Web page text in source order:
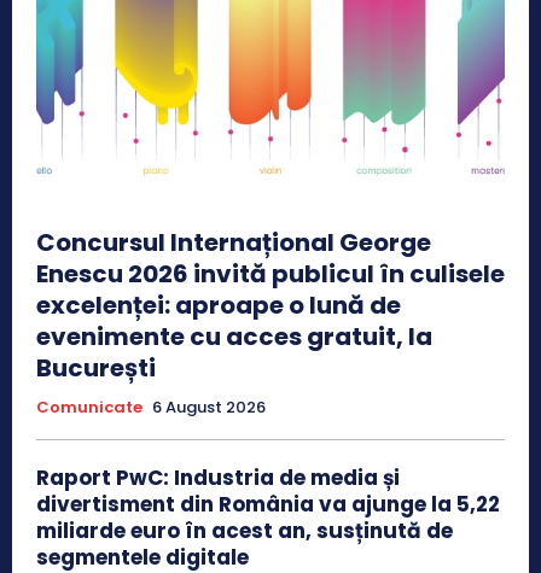
Concursul Internațional George
Enescu 2026 invită publicul în culisele
excelenței: aproape o lună de
evenimente cu acces gratuit, la
București
Comunicate 6 August 2026
Raport PwC: Industria de media și
divertisment din România va ajunge la 5,22
miliarde euro în acest an, susținută de
segmentele digitale